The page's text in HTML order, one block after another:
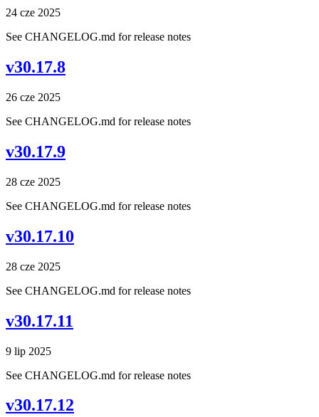
24 cze 2025
See CHANGELOG.md for release notes
v30.17.8
26 cze 2025
See CHANGELOG.md for release notes
v30.17.9
28 cze 2025
See CHANGELOG.md for release notes
v30.17.10
28 cze 2025
See CHANGELOG.md for release notes
v30.17.11
9 lip 2025
See CHANGELOG.md for release notes
v30.17.12